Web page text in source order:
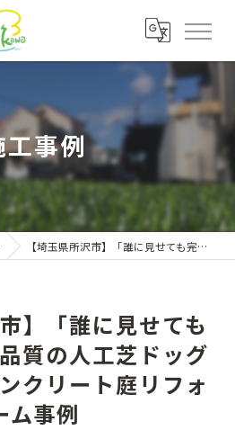
工事例
【埼玉県所沢市】「誰に見せても完璧！」プロ品質の人工芝ドッグラン施工｜コンクリート庭リフォーム事例
】「誰に見せても
質の人工芝ドッグ
クリート庭リフォ
ム事例